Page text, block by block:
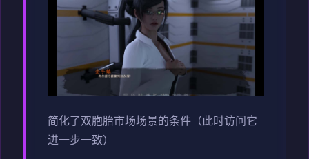
简化了双胞胎市场场景的条件（此时访问它
进一步一致）